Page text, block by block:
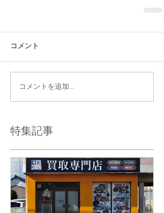
コメント
コメントを追加…
特集記事